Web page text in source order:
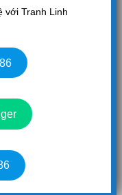
với Tranh Linh